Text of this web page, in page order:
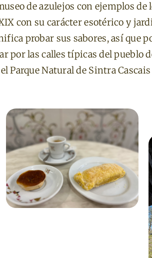
de azulejos con ejemplos
con su carácter esotérico y
probar sus sabores, así que
por las calles típicas del pueblo
Parque Natural de Sintra